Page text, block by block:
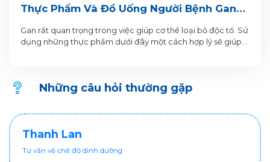
Thực Phẩm Và Đồ Uống Người Bệnh Gan
Gan rất quan trọng trong việc giúp cơ thể loại bỏ độc tố. Sử
dụng những thực phẩm dưới đây một cách hợp lý sẽ giúp
Những câu hỏi thường gặp
Thanh Lan
Tư vấn về chế độ dinh dưỡng